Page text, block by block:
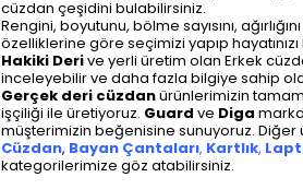
cüzdan çeşidini bulabilirsiniz.
Rengini, boyutunu, bölme sayısını,
özelliklerine göre seçimizi yapıp
Hakiki Derive yerli üretim olan Erkek
inceleyebilir ve daha fazla bilgiye sahip
Gerçek deri cüzdanürünlerimizin
işçiliği ile üretiyoruz. Guard ve Diga
müşterimizin beğenisine sunuyoruz. Diğer
Cüzdan, Bayan Çantaları, Kartlık,
kategorilerimize göz atabilirsiniz.